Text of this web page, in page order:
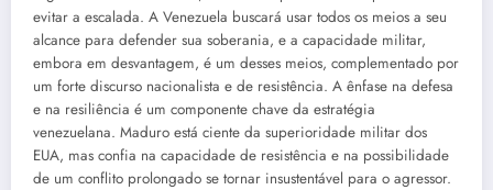
evitar a escalada. A Venezuela buscará usar todos os meios a seu
alcance para defender sua soberania, e a capacidade militar,
embora em desvantagem, é um desses meios, complementado por
um forte discurso nacionalista e de resistência. A ênfase na defesa
e na resiliência é um componente chave da estratégia
venezuelana. Maduro está ciente da superioridade militar dos
EUA, mas confia na capacidade de resistência e na possibilidade
de um conflito prolongado se tornar insustentável para o agressor.